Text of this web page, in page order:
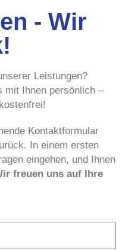
- Wir
Leistungen?
mit Ihnen persönlich –
Kontaktformular
In einem ersten
eingehen, und Ihnen
freuen uns auf Ihre